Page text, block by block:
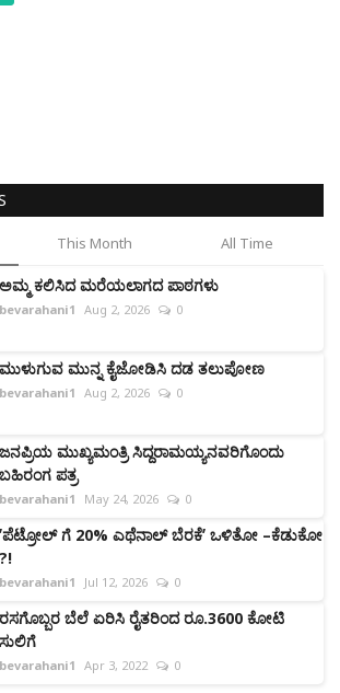
This Month All Time
ಅಮ್ಮ ಕಲಿಸಿದ ಮರೆಯಲಾಗದ ಪಾಠಗಳು
bevarahani1 Aug 2, 2026 0
ಮುಳುಗುವ ಮುನ್ನ ಕೈಜೋಡಿಸಿ ದಡ ತಲುಪೋಣ
bevarahani1 Aug 2, 2026 0
ಜನಪ್ರಿಯ ಮುಖ್ಯಮಂತ್ರಿ ಸಿದ್ದರಾಮಯ್ಯನವರಿಗೊಂದು
ಬಹಿರಂಗ ಪತ್ರ
bevarahani1 May 24, 2026 0
ʼಪೆಟ್ರೋಲ್‌ ಗೆ 20% ಎಥೆನಾಲ್ ಬೆರಕೆʼ ಒಳಿತೋ –ಕೆಡುಕೋ
?!
bevarahani1 Jul 12, 2026 0
ರಸಗೊಬ್ಬರ ಬೆಲೆ ಏರಿಸಿ ರೈತರಿಂದ ರೂ.3600 ಕೋಟಿ
ಸುಲಿಗೆ
bevarahani1 Apr 3, 2022 0